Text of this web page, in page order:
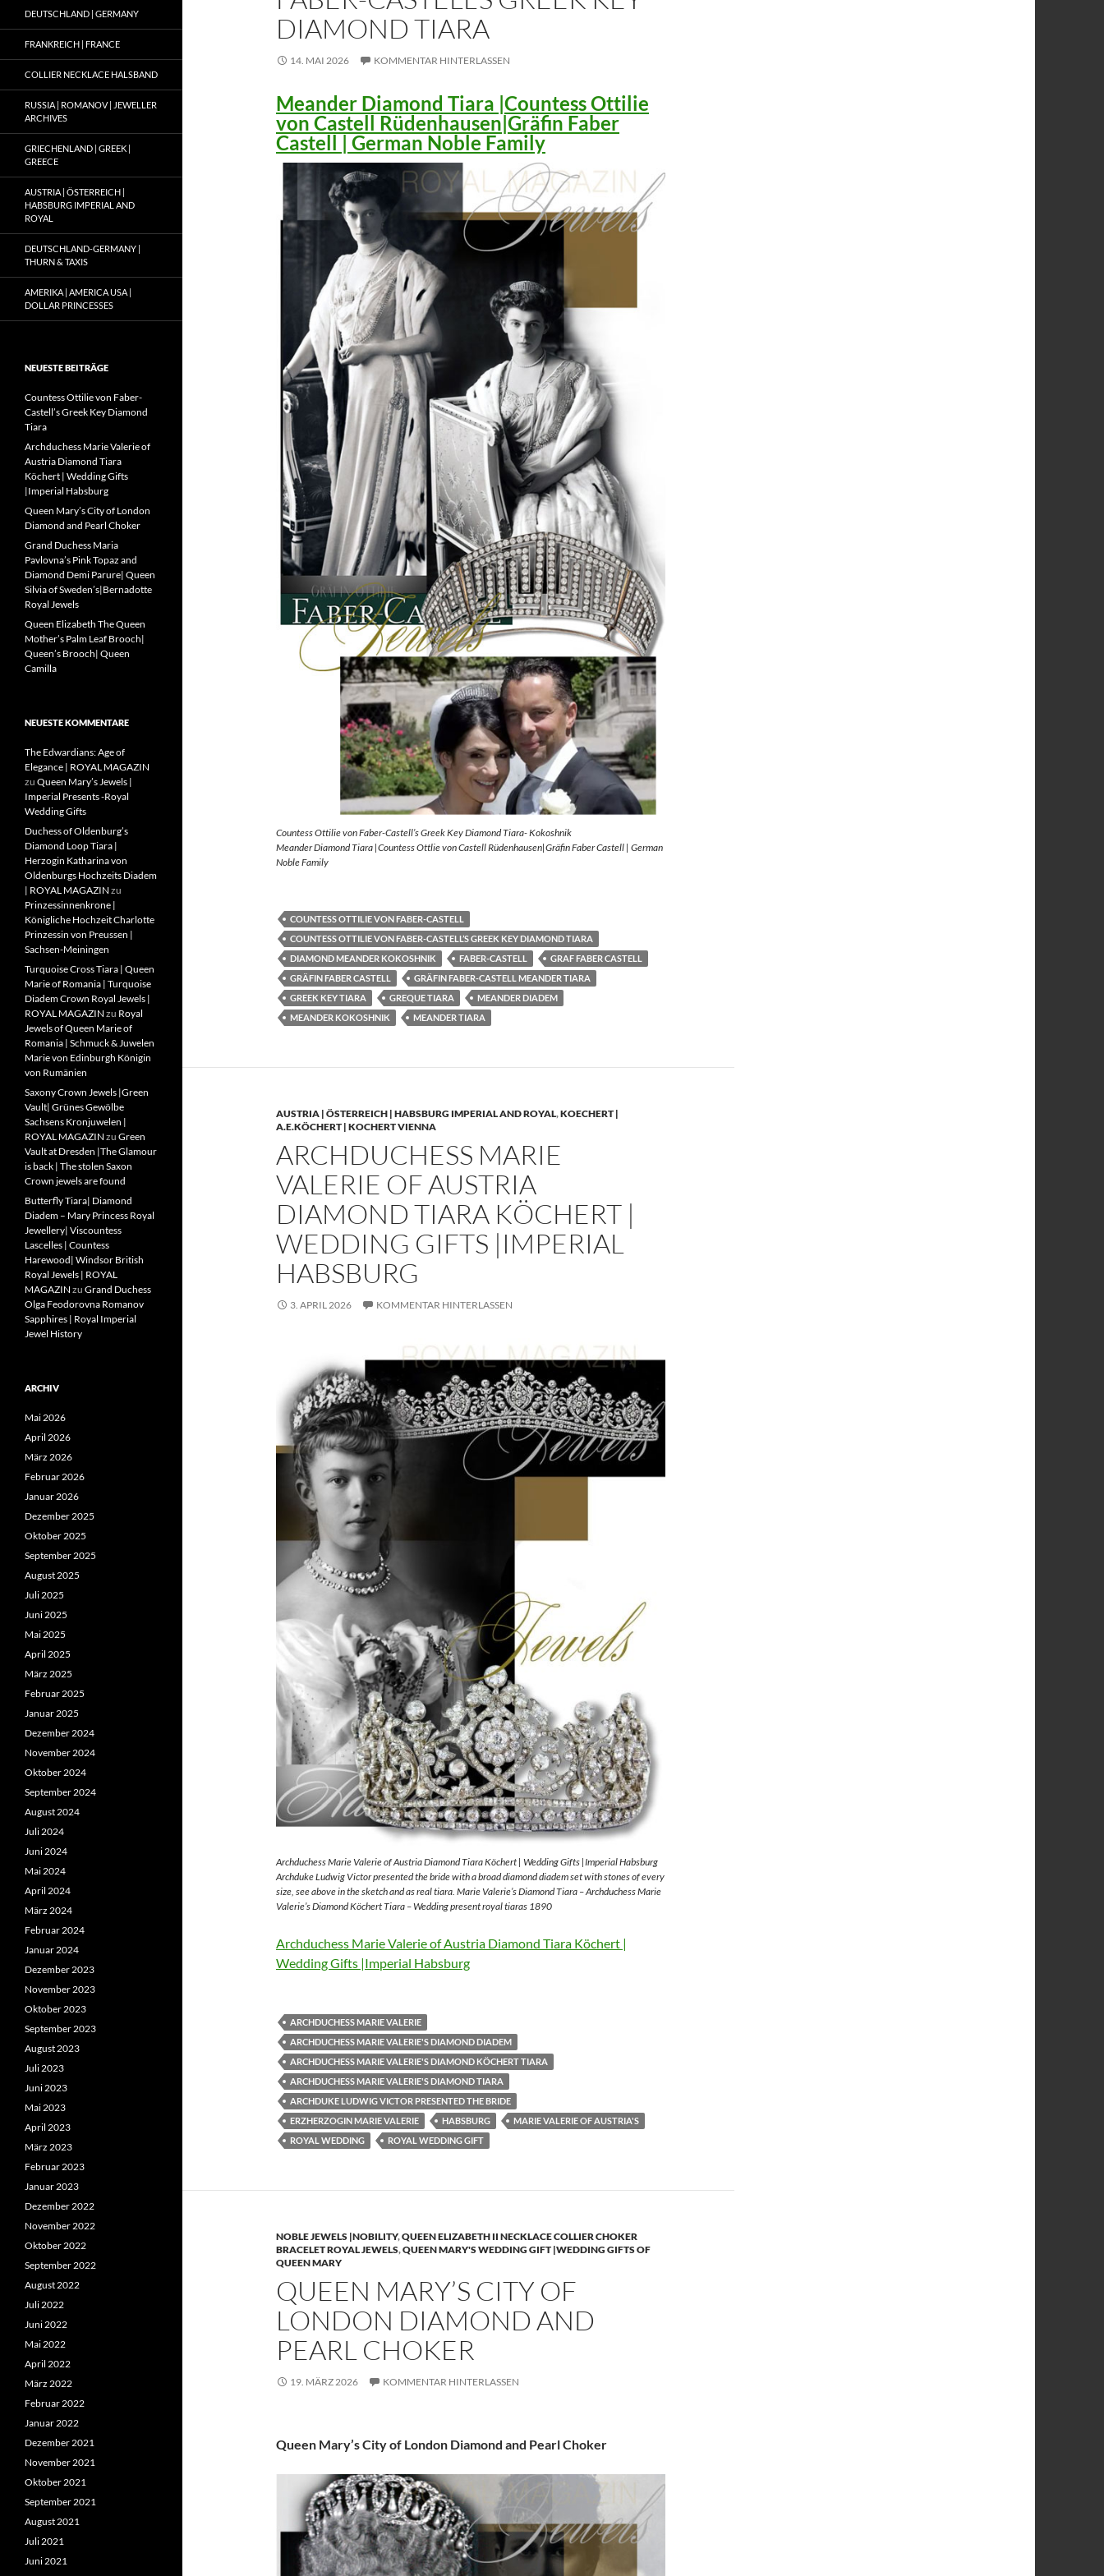
DIAMOND TIARA
14. MAI 2026 KOMMENTAR HINTERLASSEN
Meander Diamond Tiara |Countess Ottilie
von Castell Rüdenhausen|Gräfin Faber
Castell | German Noble Family
Countess Ottilie von Faber-Castell’s Greek Key Diamond Tiara- Kokoshnik
Meander Diamond Tiara |Countess Ottlie von Castell Rüdenhausen|Gräfin Faber Castell | German
Noble Family
COUNTESS OTTILIE VON FABER-CASTELL
COUNTESS OTTILIE VON FABER-CASTELL’S GREEK KEY DIAMOND TIARA
DIAMOND MEANDER KOKOSHNIK
FABER-CASTELL
GRAF FABER CASTELL
GRÄFIN FABER CASTELL
GRÄFIN FABER-CASTELL MEANDER TIARA
GREEK KEY TIARA
GREQUE TIARA
MEANDER DIADEM
MEANDER KOKOSHNIK
MEANDER TIARA
AUSTRIA | ÖSTERREICH | HABSBURG IMPERIAL AND ROYAL,KOECHERT |
A.E.KÖCHERT | KOCHERT VIENNA
ARCHDUCHESS MARIE
VALERIE OF AUSTRIA
DIAMOND TIARA KÖCHERT |
WEDDING GIFTS |IMPERIAL
HABSBURG
3. APRIL 2026 KOMMENTAR HINTERLASSEN
Archduchess Marie Valerie of Austria Diamond Tiara Köchert | Wedding Gifts |Imperial Habsburg
Archduke Ludwig Victor presented the bride with a broad diamond diadem set with stones of every
size, see above in the sketch and as real tiara. Marie Valerie’s Diamond Tiara – Archduchess Marie
Valerie’s Diamond Köchert Tiara – Wedding present royal tiaras 1890
Archduchess Marie Valerie of Austria Diamond Tiara Köchert |
Wedding Gifts |Imperial Habsburg
ARCHDUCHESS MARIE VALERIE
ARCHDUCHESS MARIE VALERIE'S DIAMOND DIADEM
ARCHDUCHESS MARIE VALERIE'S DIAMOND KÖCHERT TIARA
ARCHDUCHESS MARIE VALERIE'S DIAMOND TIARA
ARCHDUKE LUDWIG VICTOR PRESENTED THE BRIDE
ERZHERZOGIN MARIE VALERIE
HABSBURG
MARIE VALERIE OF AUSTRIA'S
ROYAL WEDDING
ROYAL WEDDING GIFT
NOBLE JEWELS |NOBILITY,QUEEN ELIZABETH II NECKLACE COLLIER CHOKER
BRACELET ROYAL JEWELS,QUEEN MARY'S WEDDING GIFT |WEDDING GIFTS OF
QUEEN MARY
QUEEN MARY’S CITY OF
LONDON DIAMOND AND
PEARL CHOKER
19. MÄRZ 2026 KOMMENTAR HINTERLASSEN
Queen Mary’s City of London Diamond and Pearl Choker
DEUTSCHLAND | GERMANY
FRANKREICH | FRANCE
COLLIER NECKLACE HALSBAND
RUSSIA | ROMANOV | JEWELLER
ARCHIVES
GRIECHENLAND | GREEK |
GREECE
AUSTRIA | ÖSTERREICH |
HABSBURG IMPERIAL AND
ROYAL
DEUTSCHLAND-GERMANY |
THURN & TAXIS
AMERIKA | AMERICA USA |
DOLLAR PRINCESSES
NEUESTE BEITRÄGE
Countess Ottilie von Faber-
Castell’s Greek Key Diamond
Tiara
Archduchess Marie Valerie of
Austria Diamond Tiara
Köchert | Wedding Gifts
|Imperial Habsburg
Queen Mary’s City of London
Diamond and Pearl Choker
Grand Duchess Maria
Pavlovna’s Pink Topaz and
Diamond Demi Parure| Queen
Silvia of Sweden’s|Bernadotte
Royal Jewels
Queen Elizabeth The Queen
Mother’s Palm Leaf Brooch|
Queen’s Brooch| Queen
Camilla
NEUESTE KOMMENTARE
The Edwardians: Age of
Elegance | ROYAL MAGAZIN
zu Queen Mary’s Jewels |
Imperial Presents -Royal
Wedding Gifts
Duchess of Oldenburg’s
Diamond Loop Tiara |
Herzogin Katharina von
Oldenburgs Hochzeits Diadem
| ROYAL MAGAZIN zu
Prinzessinnenkrone |
Königliche Hochzeit Charlotte
Prinzessin von Preussen |
Sachsen-Meiningen
Turquoise Cross Tiara | Queen
Marie of Romania | Turquoise
Diadem Crown Royal Jewels |
ROYAL MAGAZIN zu Royal
Jewels of Queen Marie of
Romania | Schmuck & Juwelen
Marie von Edinburgh Königin
von Rumänien
Saxony Crown Jewels |Green
Vault| Grünes Gewölbe
Sachsens Kronjuwelen |
ROYAL MAGAZIN zu Green
Vault at Dresden |The Glamour
is back | The stolen Saxon
Crown jewels are found
Butterfly Tiara| Diamond
Diadem – Mary Princess Royal
Jewellery| Viscountess
Lascelles | Countess
Harewood| Windsor British
Royal Jewels | ROYAL
MAGAZIN zu Grand Duchess
Olga Feodorovna Romanov
Sapphires | Royal Imperial
Jewel History
ARCHIV
Mai 2026
April 2026
März 2026
Februar 2026
Januar 2026
Dezember 2025
Oktober 2025
September 2025
August 2025
Juli 2025
Juni 2025
Mai 2025
April 2025
März 2025
Februar 2025
Januar 2025
Dezember 2024
November 2024
Oktober 2024
September 2024
August 2024
Juli 2024
Juni 2024
Mai 2024
April 2024
März 2024
Februar 2024
Januar 2024
Dezember 2023
November 2023
Oktober 2023
September 2023
August 2023
Juli 2023
Juni 2023
Mai 2023
April 2023
März 2023
Februar 2023
Januar 2023
Dezember 2022
November 2022
Oktober 2022
September 2022
August 2022
Juli 2022
Juni 2022
Mai 2022
April 2022
März 2022
Februar 2022
Januar 2022
Dezember 2021
November 2021
Oktober 2021
September 2021
August 2021
Juli 2021
Juni 2021